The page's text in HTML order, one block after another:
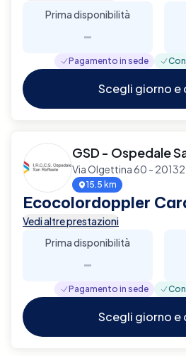
Prima disponibilità
-
Pagamento in sede
Scegli giorno e
GSD - Ospedale
Via Olgettina 60 - 20132
15.5 km
Ecocolordoppler
Vedi altre prestazioni
Prima disponibilità
-
Pagamento in sede
Scegli giorno e